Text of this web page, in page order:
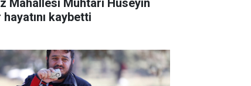
Mahallesi Muhtarı Hüseyin
kaybetti